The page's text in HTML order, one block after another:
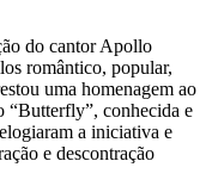
do cantor Apollo
romântico, popular,
uma homenagem ao
“Butterfly”, conhecida e
a iniciativa e
e descontração